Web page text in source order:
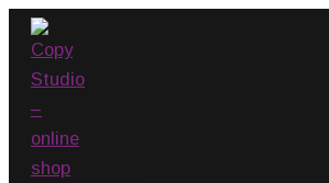
Pređi
sadržaj
Main